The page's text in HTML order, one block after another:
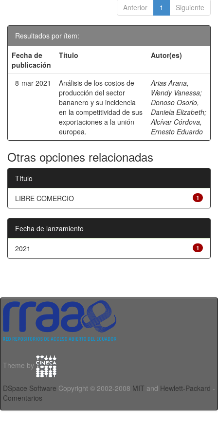
Anterior 1 Siguiente
Resultados por ítem:
Fecha de
publicación
Título Autor(es)
8-mar-2021
Análisis de los costos de
producción del sector
bananero y su incidencia
en la competitividad de sus
exportaciones a la unión
europea.
Arias Arana,
Wendy Vanessa;
Donoso Osorio,
Daniela Elizabeth;
Alcívar Córdova,
Ernesto Eduardo
Otras opciones relacionadas
Título
1
LIBRE COMERCIO
Fecha de lanzamiento
1
2021
Theme by
DSpace Software Copyright © 2002-2008 MIT and Hewlett-Packard -
Comentarios